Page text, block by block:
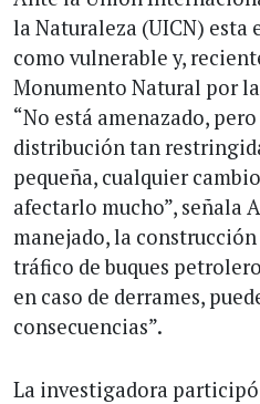
la Naturaleza (UICN) esta
como vulnerable y,
Monumento Natural por
“No está amenazado,
distribución tan
pequeña, cualquier
afectarlo mucho”, señala
manejado, la
tráfico de buques
en caso de derrames,
consecuencias”.
La investigadora